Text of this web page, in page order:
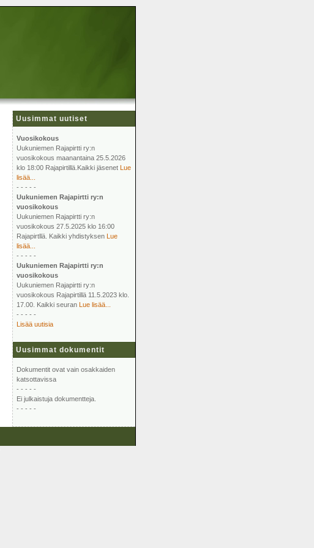
Uusimmat uutiset
Vuosikokous
Uukuniemen Rajapirtti ry:n
vuosikokous maanantaina 25.5.2026
klo 18:00 Rajapirtillä.Kaikki jäsenet Lue
lisää...
- - - - -
Uukuniemen Rajapirtti ry:n
vuosikokous
Uukuniemen Rajapirtti ry:n
vuosikokous 27.5.2025 klo 16:00
Rajapirtllä. Kaikki yhdistyksen Lue
lisää...
- - - - -
Uukuniemen Rajapirtti ry:n
vuosikokous
Uukuniemen Rajapirtti ry:n
vuosikokous Rajapirtillä 11.5.2023 klo.
17.00. Kaikki seuran Lue lisää...
- - - - -
Lisää uutisia
Uusimmat dokumentit
Dokumentit ovat vain osakkaiden
katsottavissa
- - - - -
Ei julkaistuja dokumentteja.
- - - - -